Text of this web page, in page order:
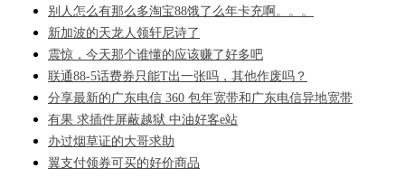
别人怎么有那么多淘宝88饿了么年卡充啊。。。
新加波的天龙人领轩尼诗了
震惊，今天那个谁懂的应该赚了好多吧
联通88-5话费券只能T出一张吗，其他作废吗？
分享最新的广东电信 360 包年宽带和广东电信异地宽带
有果 求插件屏蔽越狱 中油好客e站
办过烟草证的大哥求助
翼支付领券可买的好价商品